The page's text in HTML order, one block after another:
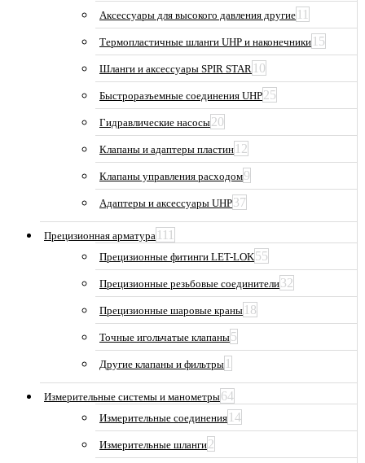
Аксессуары для высокого давления другие 11
Термопластичные шланги UHP и наконечники 15
Шланги и аксессуары SPIR STAR 10
Быстроразъемные соединения UHP25
Гидравлические насосы20
Клапаны и адаптеры пластин 12
Клапаны управления расходом9
Адаптеры и аксессуары UHP37
Прецизионная арматура 111
Прецизионные фитинги LET-LOK55
Прецизионные резьбовые соединители32
Прецизионные шаровые краны 18
Точные игольчатые клапаны5
Другие клапаны и фильтры 1
Измерительные системы и манометры64
Измерительные соединения 14
Измерительные шланги2